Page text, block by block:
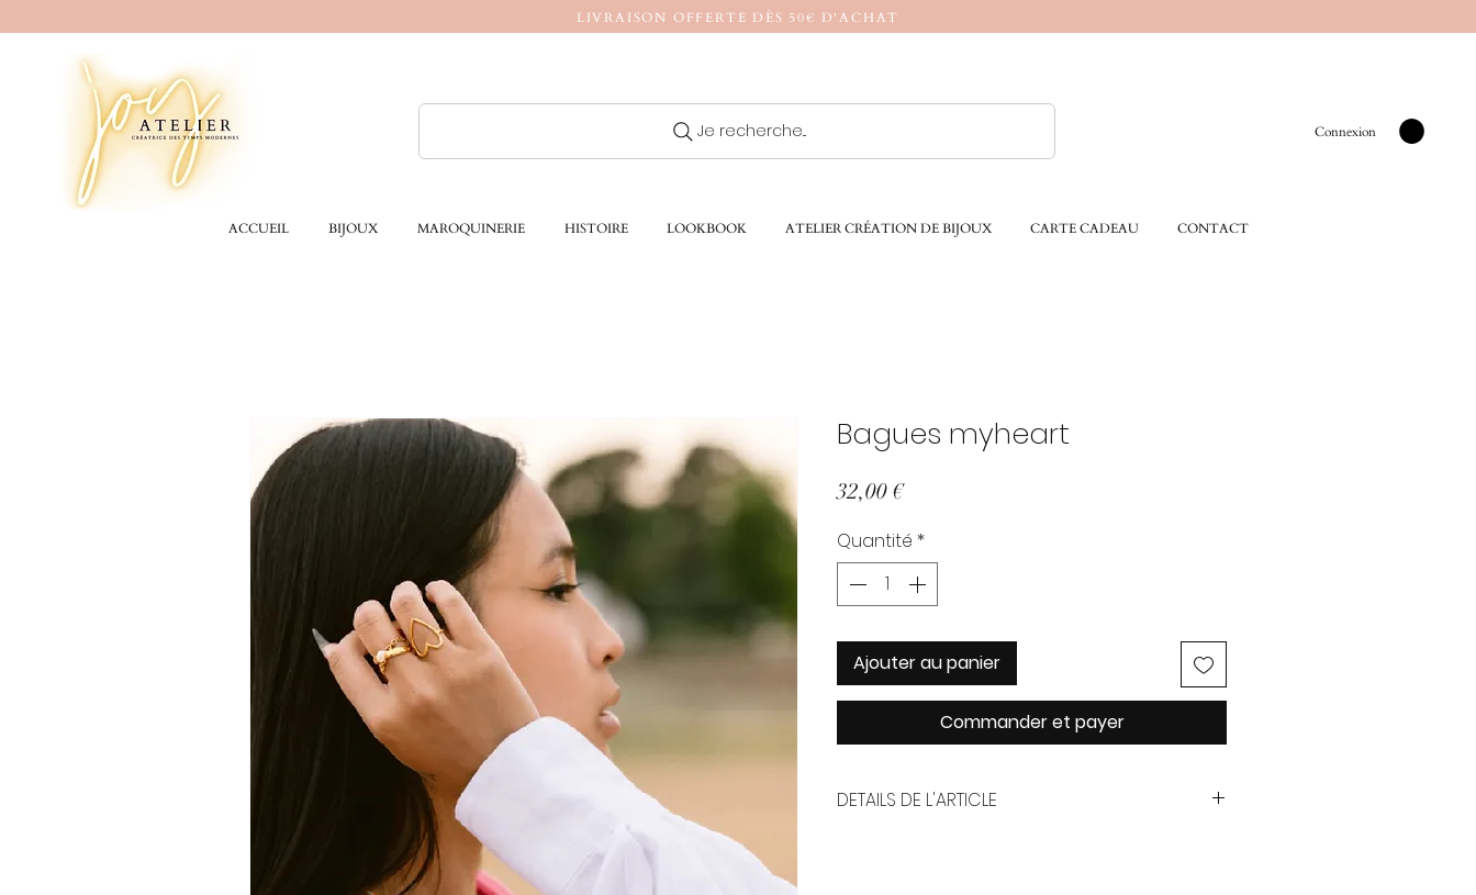
LIVRAISON OFFERTE DÈS 50€ D'ACHAT
Je recherche... Connexion
ACCUEIL BIJOUX MAROQUINERIE HISTOIRE LOOKBOOK ATELIER CRÉATION DE BIJOUX CARTE CADEAU CONTACT
Bagues myheart
32,00 €Prix
Quantité *
Ajouter au panier
Commander et payer
DETAILS DE L'ARTICLE